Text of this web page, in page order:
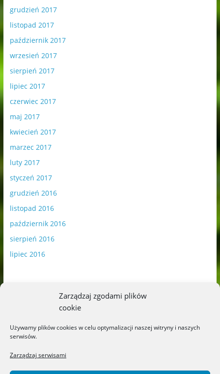
Zarządzaj zgodami plików
cookie
Używamy plików cookies w celu optymalizacji naszej witryny i naszych
serwisów.
Zarządzaj serwisami
grudzień 2017
listopad 2017
październik 2017
wrzesień 2017
sierpień 2017
lipiec 2017
czerwiec 2017
maj 2017
kwiecień 2017
marzec 2017
luty 2017
styczeń 2017
grudzień 2016
listopad 2016
październik 2016
sierpień 2016
lipiec 2016